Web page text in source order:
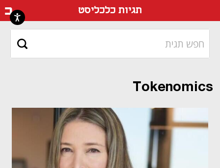
תגיות כלכליסט
Tokenomics